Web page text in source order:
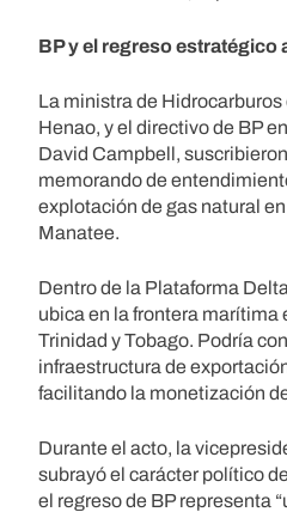
BP y el regreso estratégico
La ministra de
Henao, y el directivo de BP
David Campbell,
memorando de
explotación de gas natural
Manatee.
Dentro de la Plataforma
ubica en la frontera marítima
Trinidad y Tobago. Podría
infraestructura de
facilitando la monetización
Durante el acto, la
subrayó el carácter político
el regreso de BP representa